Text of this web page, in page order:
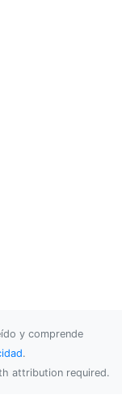
y comprende
.
attribution required.